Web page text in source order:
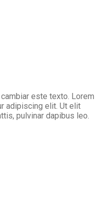
este texto. Lorem
adipiscing elit. Ut elit
pulvinar dapibus leo.